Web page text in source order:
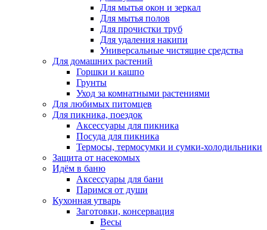
Для мытья окон и зеркал
Для мытья полов
Для прочистки труб
Для удаления накипи
Универсальные чистящие средства
Для домашних растений
Горшки и кашпо
Грунты
Уход за комнатными растениями
Для любимых питомцев
Для пикника, поездок
Аксессуары для пикника
Посуда для пикника
Термосы, термосумки и сумки-холодильники
Защита от насекомых
Идём в баню
Аксессуары для бани
Паримся от души
Кухонная утварь
Заготовки, консервация
Весы